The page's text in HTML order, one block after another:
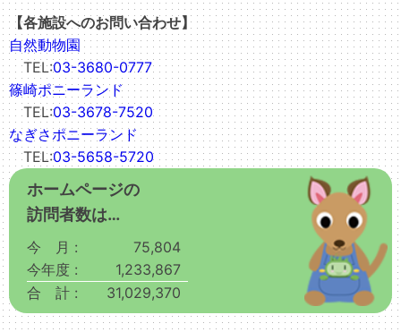
【各施設へのお問い合わせ】
自然動物園
TEL:03-3680-0777
篠崎ポニーランド
TEL:03-3678-7520
なぎさポニーランド
TEL:03-5658-5720
ホームページの
訪問者数は…
今 月 :
75,804
今年度 :
1,233,867
合 計 :
31,029,370